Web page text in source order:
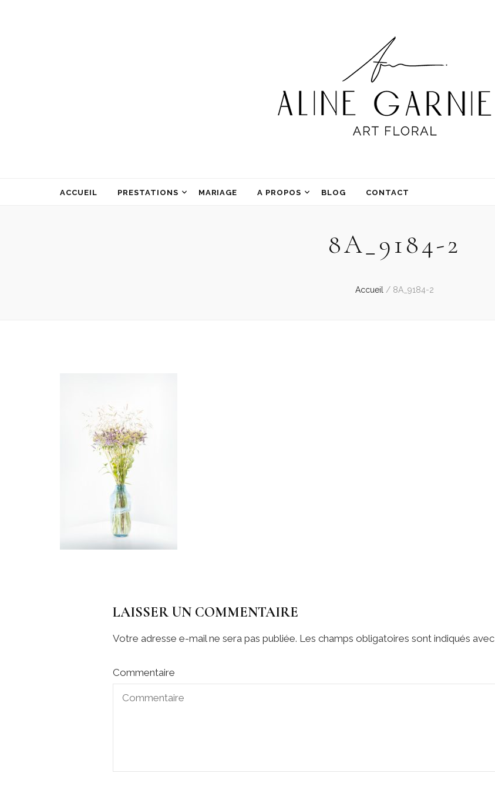
ACCUEIL PRESTATIONS MARIAGE A PROPOS BLOG CONTACT
8A_9184-2
Accueil / 8A_9184-2
LAISSER UN COMMENTAIRE
Votre adresse e-mail ne sera pas publiée. Les champs obligatoires sont indiqués avec
Commentaire